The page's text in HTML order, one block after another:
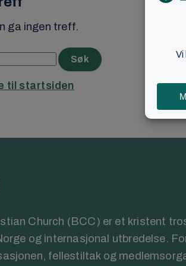
ga ingen treff.
Søk
til startsiden
Church (BCC) er et kristent
og internasjonal utbredelse.
fellestiltak og